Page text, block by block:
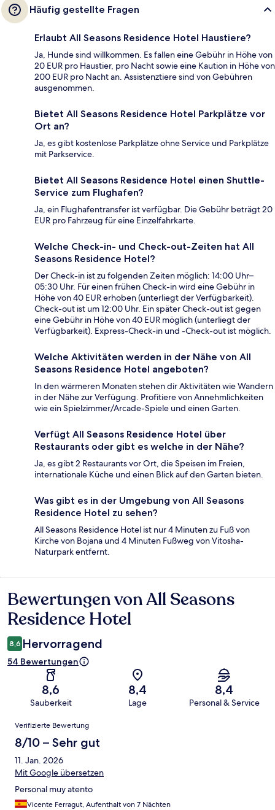
Häufig gestellte Fragen
Erlaubt All Seasons Residence Hotel Haustiere?
Ja, Hunde sind willkommen. Es fallen eine Gebühr in Höhe von
20 EUR pro Haustier, pro Nacht sowie eine Kaution in Höhe von
200 EUR pro Nacht an. Assistenztiere sind von Gebühren
ausgenommen.
Bietet All Seasons Residence Hotel Parkplätze vor
Ort an?
Ja, es gibt kostenlose Parkplätze ohne Service und Parkplätze
mit Parkservice.
Bietet All Seasons Residence Hotel einen Shuttle-
Service zum Flughafen?
Ja, ein Flughafentransfer ist verfügbar. Die Gebühr beträgt 20
EUR pro Fahrzeug für eine Einzelfahrkarte.
Welche Check-in- und Check-out-Zeiten hat All
Seasons Residence Hotel?
Der Check-in ist zu folgenden Zeiten möglich: 14:00 Uhr–
05:30 Uhr. Für einen frühen Check-in wird eine Gebühr in
Höhe von 40 EUR erhoben (unterliegt der Verfügbarkeit).
Check-out ist um 12:00 Uhr. Ein später Check-out ist gegen
eine Gebühr in Höhe von 40 EUR möglich (unterliegt der
Verfügbarkeit). Express-Check-in und -Check-out ist möglich.
Welche Aktivitäten werden in der Nähe von All
Seasons Residence Hotel angeboten?
In den wärmeren Monaten stehen dir Aktivitäten wie Wandern
in der Nähe zur Verfügung. Profitiere von Annehmlichkeiten
wie ein Spielzimmer/Arcade-Spiele und einen Garten.
Verfügt All Seasons Residence Hotel über
Restaurants oder gibt es welche in der Nähe?
Ja, es gibt 2 Restaurants vor Ort, die Speisen im Freien,
internationale Küche und einen Blick auf den Garten bieten.
Was gibt es in der Umgebung von All Seasons
Residence Hotel zu sehen?
All Seasons Residence Hotel ist nur 4 Minuten zu Fuß von
Kirche von Bojana und 4 Minuten Fußweg von Vitosha-
Naturpark entfernt.
Bewertungen
Bewertungen von All Seasons
Residence Hotel
8,6 Hervorragend
54 Bewertungen
8,6
Sauberkeit
8,4
Lage
8,4
Personal & Service
Bewertungen
Verifizierte Bewertung
8/10 – Sehr gut
11. Jan. 2026
Mit Google übersetzen
Personal muy atento
Vicente Ferragut, Aufenthalt von 7 Nächten